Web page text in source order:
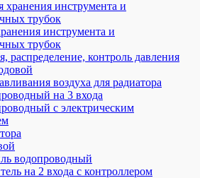
инструмента и
трубок
распределение, контроль давления
воздуха для радиатора
на 3 входа
с электрическим
водопроводный
на 2 входа с контроллером